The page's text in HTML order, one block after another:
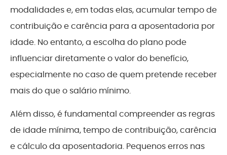
modalidades e, em todas elas, acumular tempo de
contribuição e carência para a aposentadoria por
idade. No entanto, a escolha do plano pode
influenciar diretamente o valor do benefício,
especialmente no caso de quem pretende receber
mais do que o salário mínimo.
Além disso, é fundamental compreender as regras
de idade mínima, tempo de contribuição, carência
e cálculo da aposentadoria. Pequenos erros nas